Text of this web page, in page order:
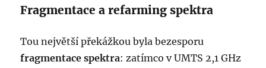
Fragmentace a refarming spektra
Tou největší překážkou byla bezesporu
fragmentace spektra: zatímco v UMTS 2,1 GHz